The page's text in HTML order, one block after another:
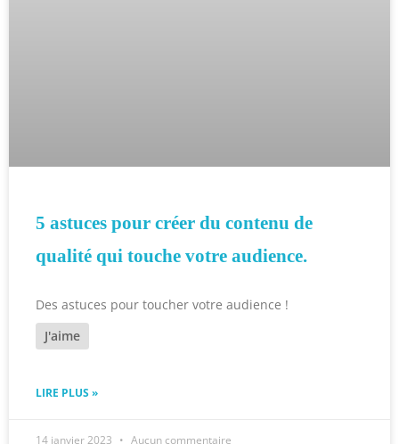
5 astuces pour créer du contenu de
qualité qui touche votre audience.
Des astuces pour toucher votre audience !
J'aime
LIRE PLUS »
14 janvier 2023 Aucun commentaire